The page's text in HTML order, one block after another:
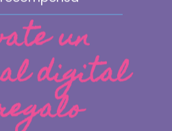
un
digital